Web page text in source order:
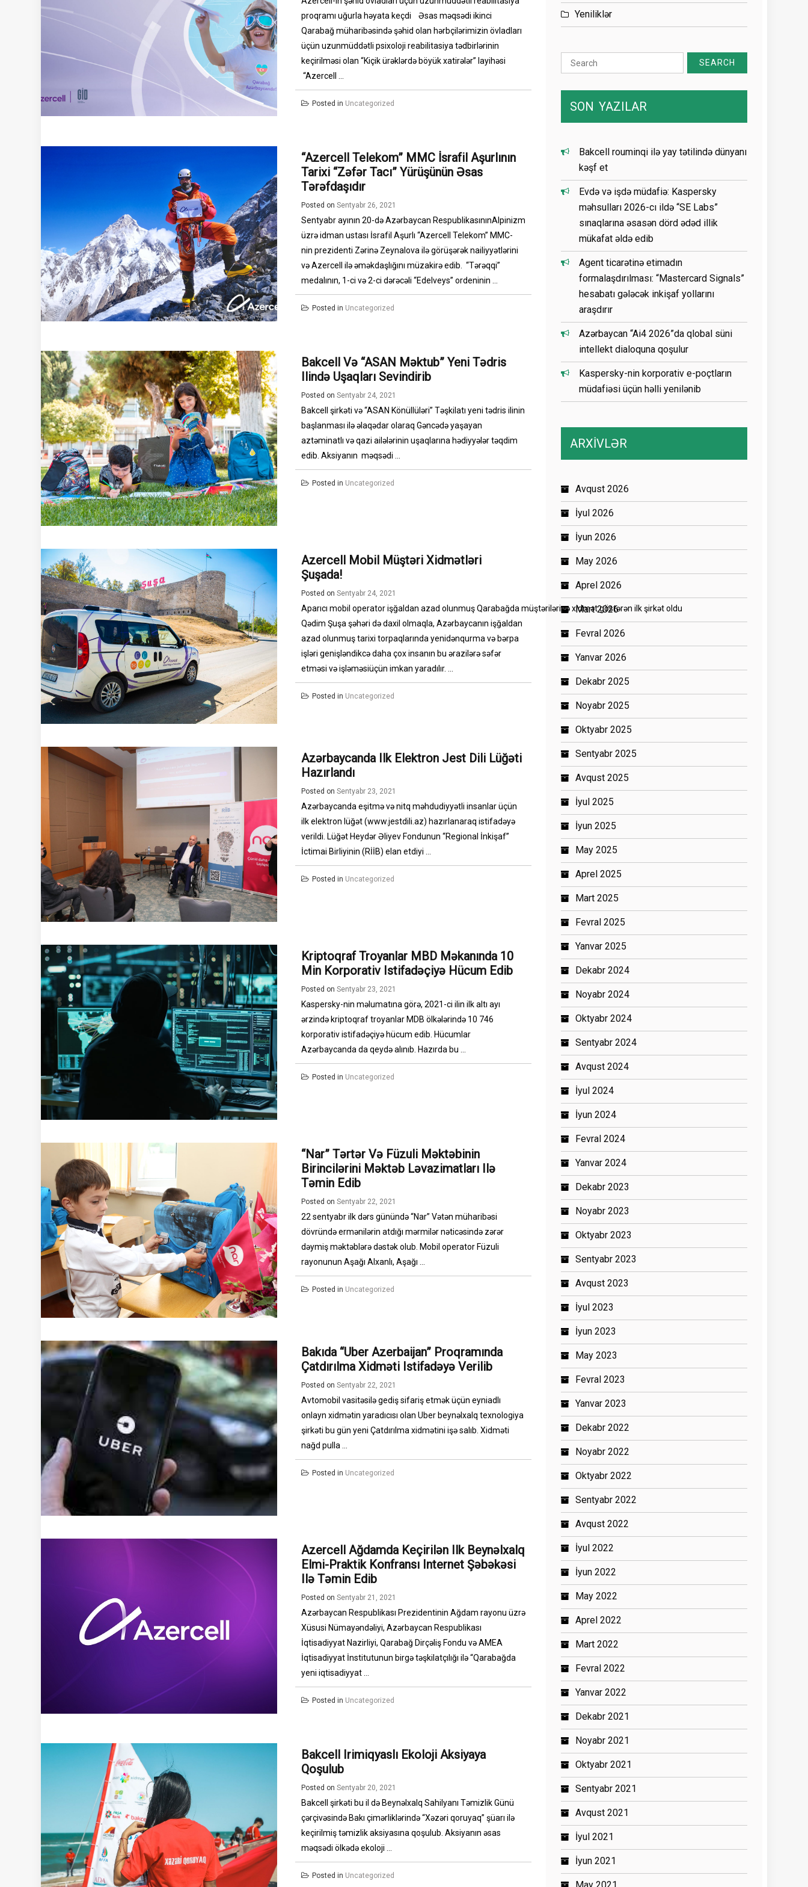
proqramı uğurla həyata keçdi Əsas məqsədi ikinci
Qarabağ müharibəsində şəhid olan hərbçilərimizin övladları
üçün uzunmüddətli psixoloji reabilitasiya tədbirlərinin
keçirilməsi olan “Kiçik ürəklərdə böyük xatirələr” layihəsi
“Azercell ...
Posted in Uncategorized
“Azercell Telekom” MMC İsrafil Aşurlının
Tarixi “Zəfər Tacı” Yürüşünün Əsas
Tərəfdaşıdır
Posted on Sentyabr 26, 2021
Sentyabr ayının 20-də Azərbaycan RespublikasınınAlpinizm
üzrə idman ustası İsrafil Aşurlı “Azercell Telekom” MMC-
nin prezidenti Zərinə Zeynalova ilə görüşərək nailiyyətlərini
və Azercell ilə əməkdaşlığını müzakirə edib. “Tərəqqi”
medalının, 1-ci və 2-ci dərəcəli “Edelveys” ordeninin ...
Posted in Uncategorized
Bakcell Və “ASAN Məktub” Yeni Tədris
Ilində Uşaqları Sevindirib
Posted on Sentyabr 24, 2021
Bakcell şirkəti və “ASAN Könüllüləri” Təşkilatı yeni tədris ilinin
başlanması ilə əlaqədar olaraq Gəncədə yaşayan
aztəminatlı və qazi ailələrinin uşaqlarına hədiyyələr təqdim
edib. Aksiyanın məqsədi ...
Posted in Uncategorized
Azercell Mobil Müştəri Xidmətləri
Şuşada!
Posted on Sentyabr 24, 2021
Aparıcı mobil operator işğaldan azad olunmuş Qarabağda müştərilərinə xidmət göstərən ilk şirkət oldu
Qədim Şuşa şəhəri də daxil olmaqla, Azərbaycanın işğaldan
azad olunmuş tarixi torpaqlarında yenidənqurma və bərpa
işləri genişləndikcə daha çox insanın bu ərazilərə səfər
etməsi və işləməsiüçün imkan yaradılır. ...
Posted in Uncategorized
Azərbaycanda Ilk Elektron Jest Dili Lüğəti
Hazırlandı
Posted on Sentyabr 23, 2021
Azərbaycanda eşitmə və nitq məhdudiyyətli insanlar üçün
ilk elektron lüğət (www.jestdili.az) hazırlanaraq istifadəyə
verildi. Lüğət Heydər Əliyev Fondunun “Regional İnkişaf”
İctimai Birliyinin (RİİB) elan etdiyi ...
Posted in Uncategorized
Kriptoqraf Troyanlar MBD Məkanında 10
Min Korporativ Istifadəçiyə Hücum Edib
Posted on Sentyabr 23, 2021
Kaspersky-nin məlumatına görə, 2021-ci ilin ilk altı ayı
ərzində kriptoqraf troyanlar MDB ölkələrində 10 746
korporativ istifadəçiyə hücum edib. Hücumlar
Azərbaycanda da qeydə alınıb. Hazırda bu ...
Posted in Uncategorized
“Nar” Tərtər Və Füzuli Məktəbinin
Birincilərini Məktəb Ləvazimatları Ilə
Təmin Edib
Posted on Sentyabr 22, 2021
22 sentyabr ilk dərs günündə “Nar” Vətən müharibəsi
dövründə ermənilərin atdığı mərmilər nəticəsində zərər
dəymiş məktəblərə dəstək olub. Mobil operator Füzuli
rayonunun Aşağı Alxanlı, Aşağı ...
Posted in Uncategorized
Bakıda “Uber Azerbaijan” Proqramında
Çatdırılma Xidməti Istifadəyə Verilib
Posted on Sentyabr 22, 2021
Avtomobil vasitəsilə gediş sifariş etmək üçün eyniadlı
onlayn xidmətin yaradıcısı olan Uber beynəlxalq texnologiya
şirkəti bu gün yeni Çatdırılma xidmətini işə salıb. Xidməti
nağd pulla ...
Posted in Uncategorized
Azercell Ağdamda Keçirilən Ilk Beynəlxalq
Elmi-Praktik Konfransı Internet Şəbəkəsi
Ilə Təmin Edib
Posted on Sentyabr 21, 2021
Azərbaycan Respublikası Prezidentinin Ağdam rayonu üzrə
Xüsusi Nümayəndəliyi, Azərbaycan Respublikası
İqtisadiyyat Nazirliyi, Qarabağ Dirçəliş Fondu və AMEA
İqtisadiyyat İnstitutunun birgə təşkilatçılığı ilə “Qarabağda
yeni iqtisadiyyat ...
Posted in Uncategorized
Bakcell Irimiqyaslı Ekoloji Aksiyaya
Qoşulub
Posted on Sentyabr 20, 2021
Bakcell şirkəti bu il də Beynəlxalq Sahilyanı Təmizlik Günü
çərçivəsində Bakı çimərliklərində “Xəzəri qoruyaq” şüarı ilə
keçirilmiş təmizlik aksiyasına qoşulub. Aksiyanın əsas
məqsədi ölkədə ekoloji ...
Posted in Uncategorized
Yeniliklər
Search
for:
SON YAZILAR
Bakcell rouminqi ilə yay tətilində dünyanı
kəşf et
Evdə və işdə müdafiə: Kaspersky
məhsulları 2026-cı ildə “SE Labs”
sınaqlarına əsasən dörd ədəd illik
mükafat əldə edib
Agent ticarətinə etimadın
formalaşdırılması: “Mastercard Signals”
hesabatı gələcək inkişaf yollarını
araşdırır
Azərbaycan “Ai4 2026”da qlobal süni
intellekt dialoquna qoşulur
Kaspersky-nin korporativ e-poçtların
müdafiəsi üçün həlli yenilənib
ARXİVLƏR
Avqust 2026
İyul 2026
İyun 2026
May 2026
Aprel 2026
Mart 2026
Fevral 2026
Yanvar 2026
Dekabr 2025
Noyabr 2025
Oktyabr 2025
Sentyabr 2025
Avqust 2025
İyul 2025
İyun 2025
May 2025
Aprel 2025
Mart 2025
Fevral 2025
Yanvar 2025
Dekabr 2024
Noyabr 2024
Oktyabr 2024
Sentyabr 2024
Avqust 2024
İyul 2024
İyun 2024
Fevral 2024
Yanvar 2024
Dekabr 2023
Noyabr 2023
Oktyabr 2023
Sentyabr 2023
Avqust 2023
İyul 2023
İyun 2023
May 2023
Fevral 2023
Yanvar 2023
Dekabr 2022
Noyabr 2022
Oktyabr 2022
Sentyabr 2022
Avqust 2022
İyul 2022
İyun 2022
May 2022
Aprel 2022
Mart 2022
Fevral 2022
Yanvar 2022
Dekabr 2021
Noyabr 2021
Oktyabr 2021
Sentyabr 2021
Avqust 2021
İyul 2021
İyun 2021